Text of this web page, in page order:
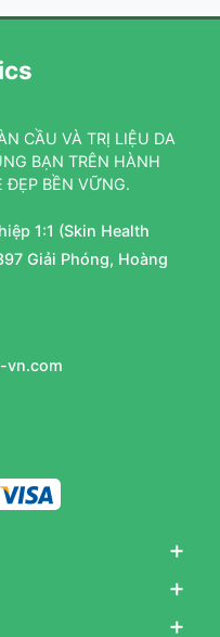
CẦU VÀ TRỊ LIỆU DA
BẠN TRÊN HÀNH
ĐẸP BỀN VỮNG.
1:1 (Skin Health
Giải Phóng, Hoàng
vn.com